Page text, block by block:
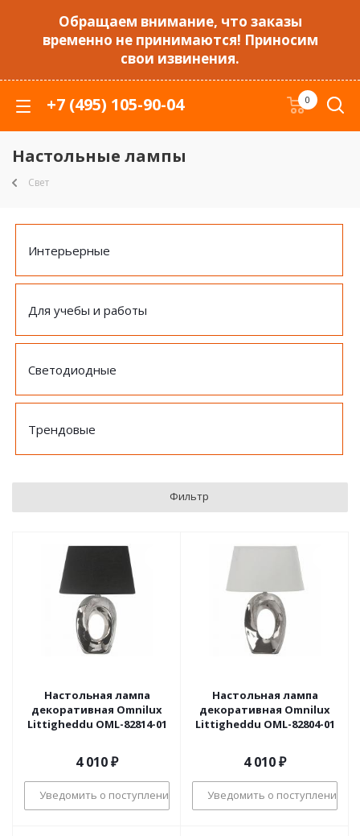
Обращаем внимание, что заказы
временно не принимаются! Приносим
свои извинения.
+7 (495) 105-90-04 0
Настольные лампы
Свет
Интерьерные
Для учебы и работы
Светодиодные
Трендовые
Фильтр
Настольная лампа
декоративная Omnilux
Littigheddu OML-82814-01
4 010₽
Уведомить о поступлении
Настольная лампа
декоративная Omnilux
Littigheddu OML-82804-01
4 010₽
Уведомить о поступлении